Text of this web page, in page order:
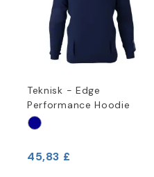
Teknisk - Edge
Performance Hoodie
45,83 £